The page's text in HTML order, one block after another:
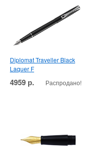
Diplomat Traveller Black
Laquer F
4959 р. Распродано!